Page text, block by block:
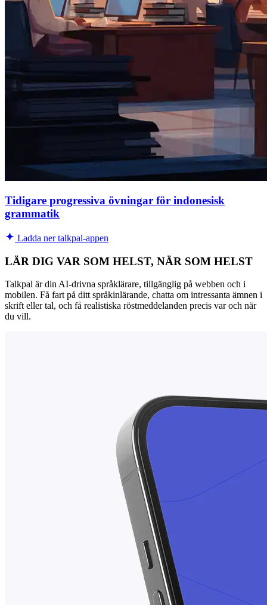
Tidigare progressiva övningar för indonesisk
grammatik
Ladda ner talkpal-appen
LÄR DIG VAR SOM HELST, NÄR SOM HELST
Talkpal är din AI-drivna språklärare, tillgänglig på webben och i
mobilen. Få fart på ditt språkinlärande, chatta om intressanta ämnen i
skrift eller tal, och få realistiska röstmeddelanden precis var och när
du vill.